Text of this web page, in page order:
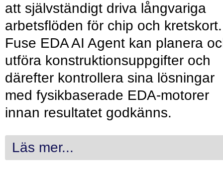
att självständigt driva långvariga
arbetsflöden för chip och kretskort.
Fuse EDA AI Agent kan planera
utföra konstruktionsuppgifter och
därefter kontrollera sina lösningar
med fysikbaserade EDA-motorer
innan resultatet godkänns.
Läs mer...